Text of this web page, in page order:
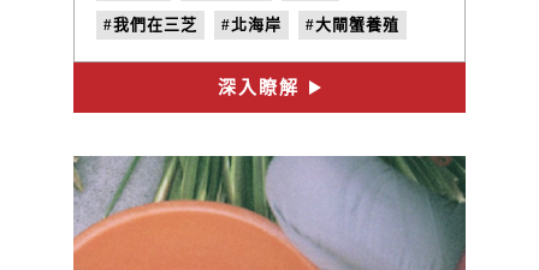
華。
#我們在三芝 #北海岸 #大閘蟹養殖
#蟹蟹農場 #呂文華 #共生 #no.21
深入瞭解